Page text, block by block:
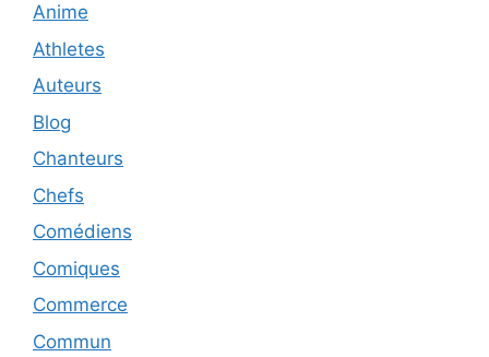
Anime
Athletes
Auteurs
Blog
Chanteurs
Chefs
Comédiens
Comiques
Commerce
Commun